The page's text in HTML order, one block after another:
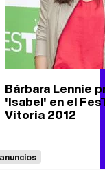
Bárbara Lennie
'Isabel' en el
Vitoria 2012